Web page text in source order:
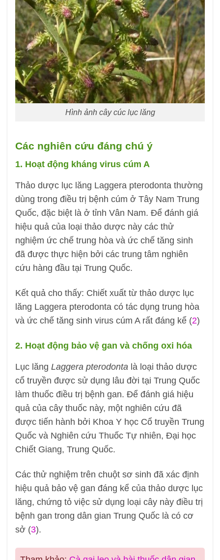
Hình ảnh cây cúc lục lăng
Các nghiên cứu đáng chú ý
1. Hoạt động kháng virus cúm A
Thảo dược lục lăng Laggera pterodonta thường
dùng trong điều trị bệnh cúm ở Tây Nam Trung
Quốc, đặc biệt là ở tỉnh Vân Nam. Để đánh giá
hiệu quả của loại thảo dược này các thử
nghiệm ức chế trung hòa và ức chế tăng sinh
đã được thực hiện bởi các trung tâm nghiên
cứu hàng đầu tại Trung Quốc.
Kết quả cho thấy: Chiết xuất từ thảo dược lục
lăng Laggera pterodonta có tác dụng trung hòa
và ức chế tăng sinh virus cúm A rất đáng kể (2)
2. Hoạt động bảo vệ gan và chống oxi hóa
Lục lăng Laggera pterodonta là loại thảo dược
cổ truyền được sử dụng lâu đời tại Trung Quốc
làm thuốc điều trị bệnh gan. Để đánh giá hiệu
quả của cây thuốc này, một nghiên cứu đã
được tiến hành bởi Khoa Y học Cổ truyền Trung
Quốc và Nghiên cứu Thuốc Tự nhiên, Đại học
Chiết Giang, Trung Quốc.
Các thử nghiệm trên chuột sơ sinh đã xác định
hiệu quả bảo vệ gan đáng kể của thảo dược lục
lăng, chứng tỏ việc sử dụng loại cây này điều trị
bệnh gan trong dân gian Trung Quốc là có cơ
sở (3).